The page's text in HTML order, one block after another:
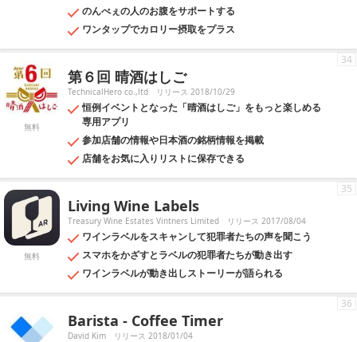
のんべぇの人のお腹をサポートする
ワンタップでカロリー摂取をプラス
無料
第６回 晴酒はしご
TechnicalHero co.,ltd リリース 2018/10/29
恒例イベントとなった「晴酒はしご」をもっと楽しめる
専用アプリ
参加店舗の情報や日本酒の銘柄情報を掲載
店舗をお気に入りリストに保存できる
34
無料
Living Wine Labels
Treasury Wine Estates Vintners Limited リリース 2017/08/04
ワインラベルをスキャンして犯罪者たちの声を聞こう
スマホをかざすとラベルの犯罪者たちが動き出す
ワインラベルが動き出しストーリーが語られる
35
Barista - Coffee Timer
David Kim リリース 2018/01/04
36